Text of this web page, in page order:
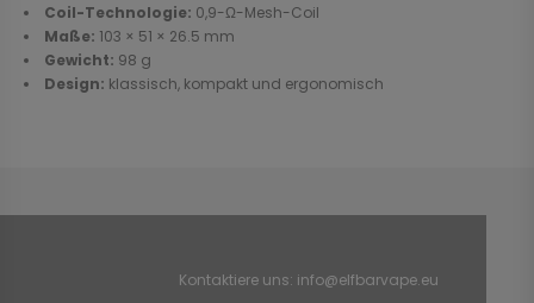
Coil-Technologie: 0,9-Ω-Mesh-Coil
Maße: 103 × 51 × 26.5 mm
Gewicht: 98 g
Design: klassisch, kompakt und ergonomisch
Kontaktiere uns: info@elfbarvape.eu